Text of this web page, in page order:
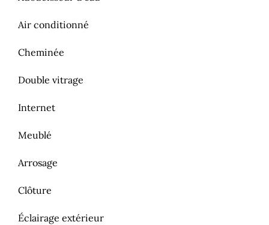
Air conditionné
Cheminée
Double vitrage
Internet
Meublé
Arrosage
Clôture
Éclairage extérieur